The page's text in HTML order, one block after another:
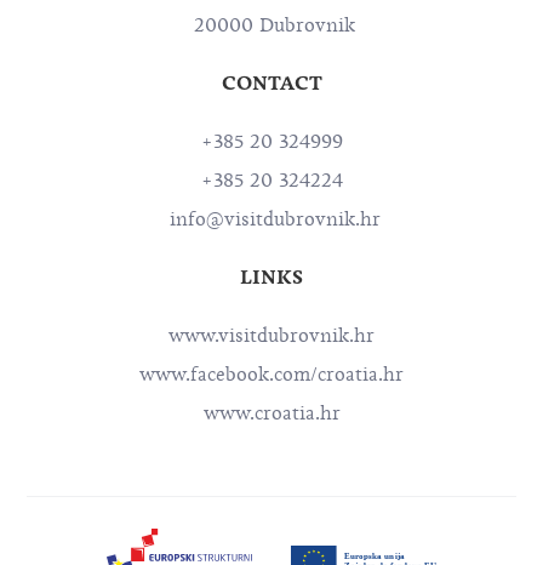
20000 Dubrovnik
CONTACT
+385 20 324999
+385 20 324224
info@visitdubrovnik.hr
LINKS
www.visitdubrovnik.hr
www.facebook.com/croatia.hr
www.croatia.hr